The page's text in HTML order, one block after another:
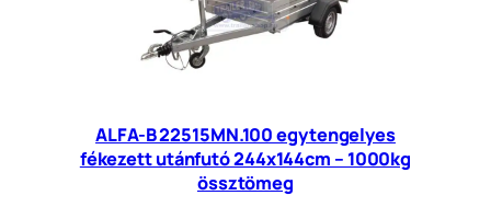
ALFA-B 22515MN.100 egytengelyes
fékezett utánfutó 244x144cm – 1000kg
össztömeg